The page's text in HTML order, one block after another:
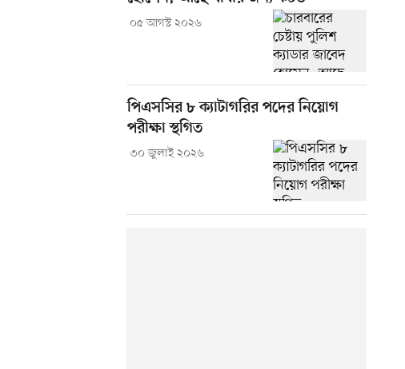
০৫ আগস্ট ২০২৬
পিএসসির ৮ ক্যাটাগরির পদের নিয়োগ
পরীক্ষা স্থগিত
৩০ জুলাই ২০২৬